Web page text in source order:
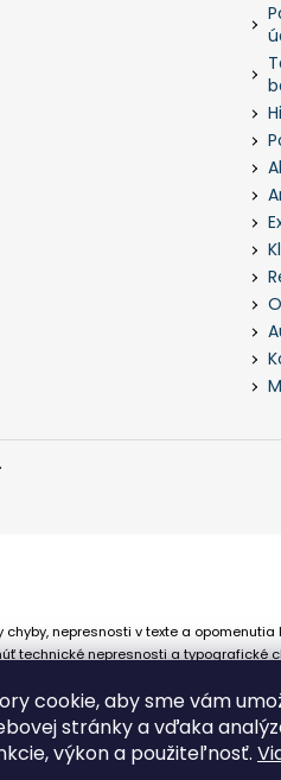
cookie, aby sme vám
stránky a vďaka
výkon a použiteľnosť.
nepresnosti v texte a
technické nepresnosti a
na nepresné informácie